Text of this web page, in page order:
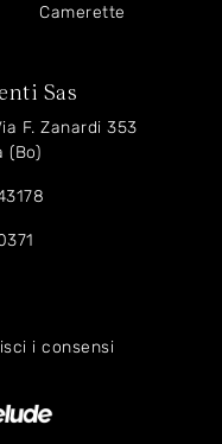
Camerette
Sas
F. Zanardi 353
(Bo)
i consensi